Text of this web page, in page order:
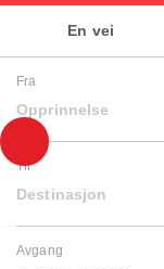
En vei
Fra
Opprinnelse
Til
Destinasjon
Avgang